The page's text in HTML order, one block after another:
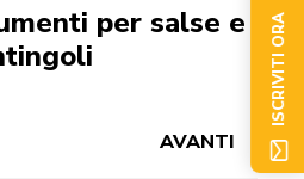
per salse e
AVANTI
ISCRIVITI ORA